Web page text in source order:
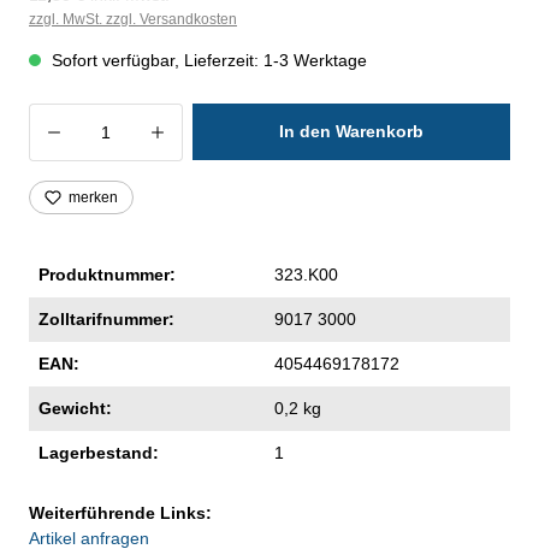
zzgl. MwSt. zzgl. Versandkosten
Sofort verfügbar, Lieferzeit: 1-3 Werktage
Produkt Anzahl: Gib den gewünschten
In den Warenkorb
merken
Produktnummer: 323.K00
Zolltarifnummer: 9017 3000
EAN: 4054469178172
Gewicht: 0,2 kg
Lagerbestand: 1
Weiterführende Links:
Artikel anfragen